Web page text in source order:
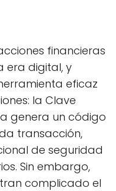
p
r
t
i
r
e
n
k
d
I
n
p
t
i
n
i
financieras
era digital, y
eficaz
la Clave
genera un código
transacción,
de seguridad
Sin embargo,
complicado el